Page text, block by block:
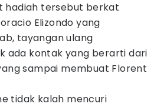
hadiah tersebut berkat
Elizondo yang
tayangan ulang
ada kontak yang berarti dari
sampai membuat Florent
tidak kalah mencuri